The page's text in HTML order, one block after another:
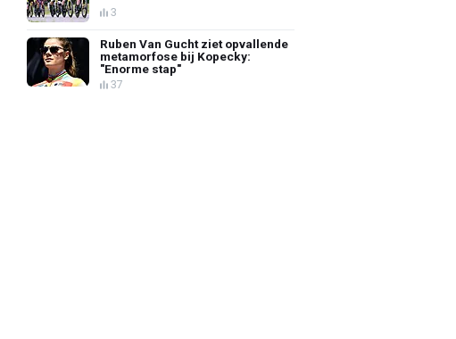
3
Ruben Van Gucht ziet opvallende
metamorfose bij Kopecky:
"Enorme stap"
37